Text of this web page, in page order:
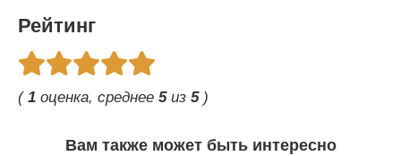
Рейтинг
( 1 оценка, среднее 5из 5)
Вам также может быть интересно